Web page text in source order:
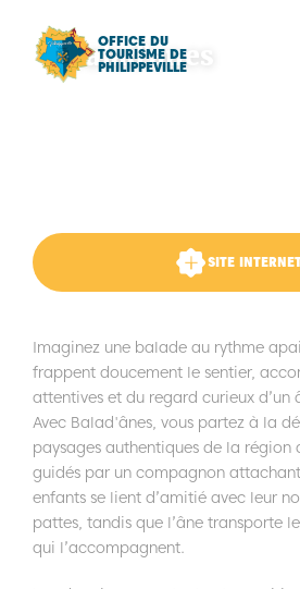
OFFICE DU
TOURISME DE
PHILIPPEVILLE
Balad’anes
SITE
Imaginez une balade au rythme
frappent doucement le sentier,
attentives et du regard curieux d’un
Avec Balad'ânes, vous partez à la
paysages authentiques de la région
guidés par un compagnon
enfants se lient d’amitié avec leur
pattes, tandis que l’âne transporte
qui l’accompagnent.